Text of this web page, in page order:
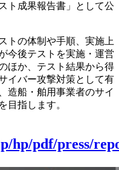
ト成果報告書」として公
トの体制や手順、実施上
今後テストを実施・運営
ほか、テスト結果から得
イバー攻撃対策として有
造船・舶用事業者のサイ
目指します。
hp/pdf/press/